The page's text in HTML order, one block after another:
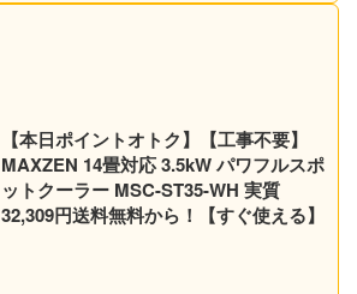
【本日ポイントオトク】【工事不要】
MAXZEN 14畳対応 3.5kW パワフルスポ
ットクーラー MSC-ST35-WH 実質
32,309円送料無料から！【すぐ使える】